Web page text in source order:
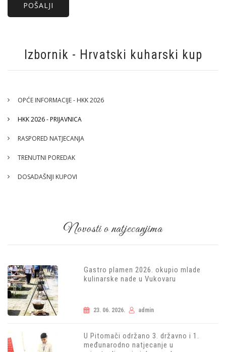
Izbornik - Hrvatski kuharski kup
OPĆE INFORMACIJE - HKK 2026
HKK 2026 - PRIJAVNICA
RASPORED NATJECANJA
TRENUTNI POREDAK
DOSADAŠNJI KUPOVI
Novosti o natjecanjima
Gastro plamen 2026. okupio mlade
kulinarske nade u Vukovaru
23. 06. 2026. admin
U Pitomači održano 3. državno i 1.
međunarodno natjecanje u